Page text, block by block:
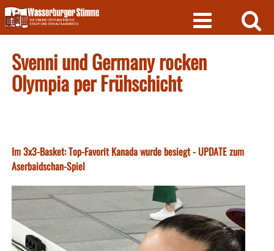
Skip
to
content
Svenni und Germany rocken
Olympia per Frühschicht
Im 3x3-Basket: Top-Favorit Kanada wurde besiegt - UPDATE zum
Aserbaidschan-Spiel